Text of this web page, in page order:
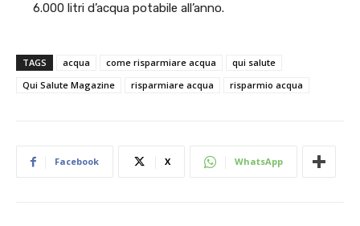
6.000 litri d’acqua potabile all’anno.
TAGS acqua come risparmiare acqua
qui salute
Qui Salute Magazine
risparmiare acqua risparmio acqua
Facebook X WhatsApp